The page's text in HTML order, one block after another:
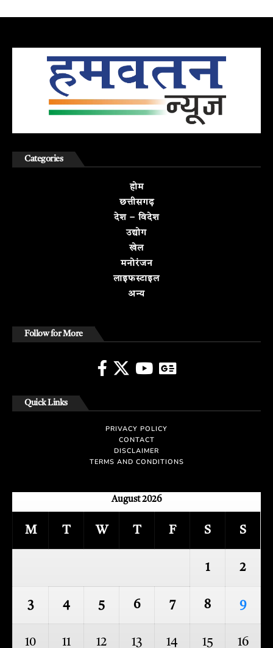
Categories
होम
छत्तीसगढ़
देश – विदेश
उद्योग
खेल
मनोरंजन
लाइफस्टाइल
अन्य
Follow for More
Quick Links
PRIVACY POLICY
CONTACT
DISCLAIMER
TERMS AND CONDITIONS
August 2026
M T W T F S S
1 2
3 4 5 6 7 8 9
10 11 12 13 14 15 16